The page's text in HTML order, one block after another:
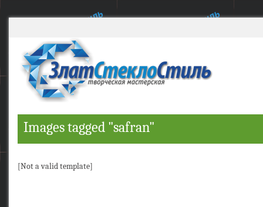
Images tagged "safran"
[Not a valid template]